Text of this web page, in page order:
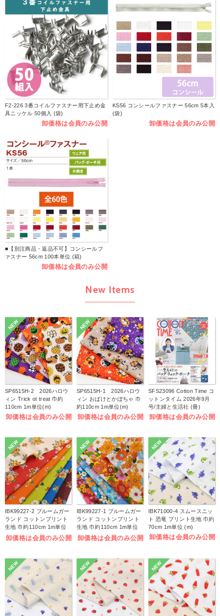
F2-226 3番コイルファスナー用下止め金
具ニッケル 50個入 (袋)
卸価格は会員のみ公開
KS56 コンシールファスナー 56cm 5本入
(袋)
卸価格は会員のみ公開
■【別注商品・返品不可】コンシールフ
ァスナー 56cm 100本単位 (箱)
卸価格は会員のみ公開
New Items
NEW
SP6515H-2 2026ハロウ
ィン Trick ot treat 巾約
110cm 1m単位(m)
卸価格は会員のみ公開
NEW
SP6515H-1 2026ハロウ
ィン おばけとかぼちゃ 巾
約110cm 1m単位(m)
卸価格は会員のみ公開
SFS23096 Cotton Time コ
ットンタイム 2026年9月
号/主婦と生活社 (冊)
卸価格は会員のみ公開
NEW
IBK99227-2 ブルームガー
ランド コットンプリント
生地 巾約110cm 1m単位
(m)
卸価格は会員のみ公開
NEW
IBK99227-1 ブルームガー
ランド コットンプリント
生地 巾約110cm 1m単位
(m)
卸価格は会員のみ公開
NEW
IBK71000-4 スムースニッ
ト 恐竜 プリント生地 巾約
70cm 1m単位 (m)
卸価格は会員のみ公開
NEW NEW NEW